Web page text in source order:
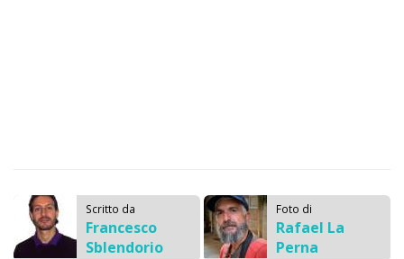
Scritto da
Francesco
Sblendorio
Foto di
Rafael La
Perna